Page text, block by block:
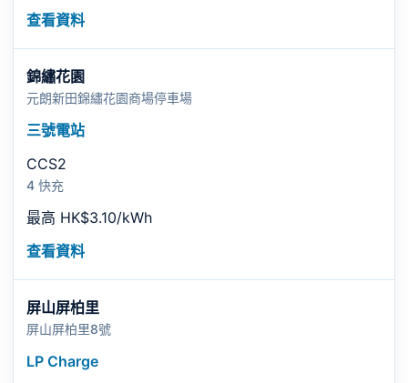
查看資料
錦繡花園
元朗新田錦繡花園商場停車場
三號電站
CCS2
4 快充
最高 HK$3.10/kWh
查看資料
屏山屏柏里
屏山屏柏里8號
LP Charge